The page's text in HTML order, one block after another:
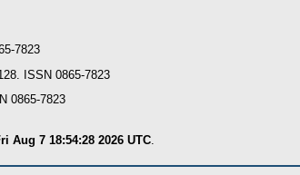
7823
ISSN 0865-7823
0865-7823
Aug 7 18:54:28 2026 UTC.